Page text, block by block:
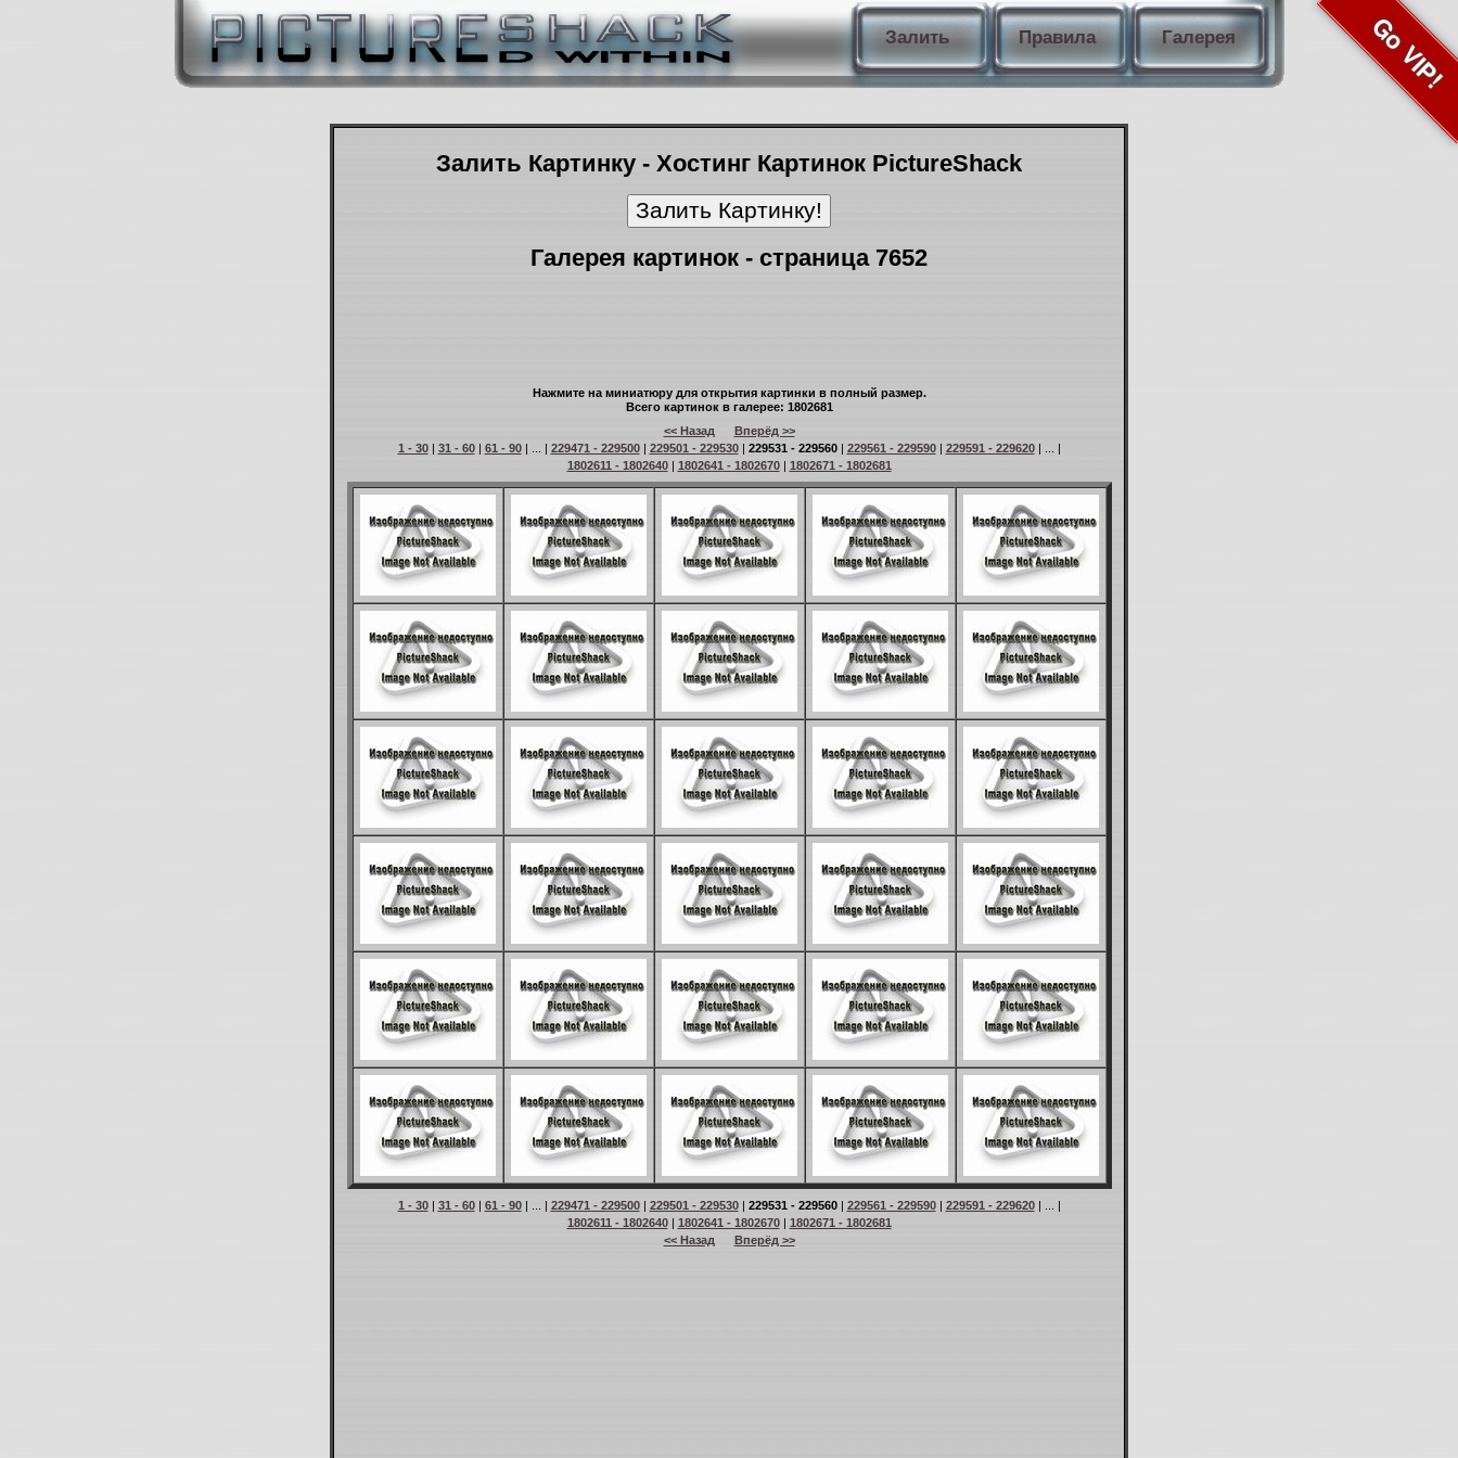
Залить Правила Галерея Go VIP!
Залить Картинку - Хостинг Картинок PictureShack
Галерея картинок - страница 7652
Нажмите на миниатюру для открытия картинки в полный размер.
Всего картинок в галерее: 1802681
<< Назад
Вперёд >>
1 - 30| 31 - 60| 61 - 90| ... | 229471 - 229500| 229501 - 229530| 229531 - 229560| 229561 - 229590| 229591 - 229620| ... |
1802611 - 1802640| 1802641 - 1802670| 1802671 - 1802681
1 - 30| 31 - 60| 61 - 90| ... | 229471 - 229500| 229501 - 229530| 229531 - 229560| 229561 - 229590| 229591 - 229620| ... |
1802611 - 1802640| 1802641 - 1802670| 1802671 - 1802681
<< Назад
Вперёд >>